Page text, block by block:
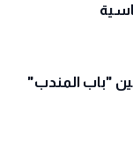
"باب المندب"